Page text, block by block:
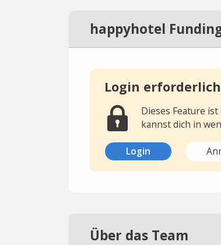
happyhotel
Login erforderlich
Dieses Feature
kannst dich in
Login
Über das Team